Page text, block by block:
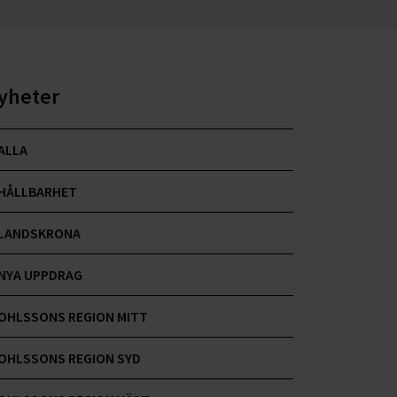
UPPDRAG
REGION MITT
REGION SYD